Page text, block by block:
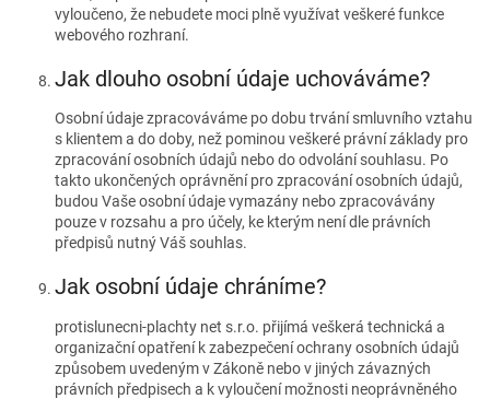
vyloučeno, že nebudete moci plně využívat veškeré funkce
webového rozhraní.
Jak dlouho osobní údaje uchováváme?
Osobní údaje zpracováváme po dobu trvání smluvního vztahu
s klientem a do doby, než pominou veškeré právní základy pro
zpracování osobních údajů nebo do odvolání souhlasu. Po
takto ukončených oprávnění pro zpracování osobních údajů,
budou Vaše osobní údaje vymazány nebo zpracovávány
pouze v rozsahu a pro účely, ke kterým není dle právních
předpisů nutný Váš souhlas.
Jak osobní údaje chráníme?
protislunecni-plachty net s.r.o. přijímá veškerá technická a
organizační opatření k zabezpečení ochrany osobních údajů
způsobem uvedeným v Zákoně nebo v jiných závazných
právních předpisech a k vyloučení možnosti neoprávněného